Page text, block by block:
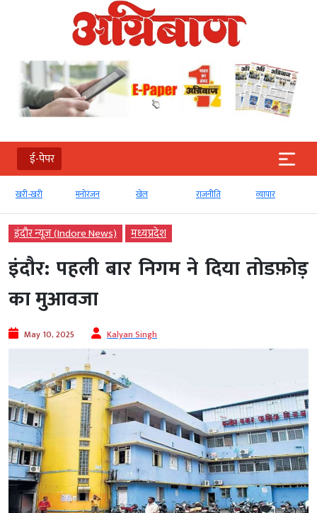
ई-पेपर
खरी-खरी मनोरंजन खेल राजनीति व्‍यापार
इंदौर न्यूज़ (Indore News) मध्‍यप्रदेश
इंदौर: पहली बार निगम ने दिया तोडफ़ोड़
का मुआवजा
May 10, 2025 Kalyan Singh